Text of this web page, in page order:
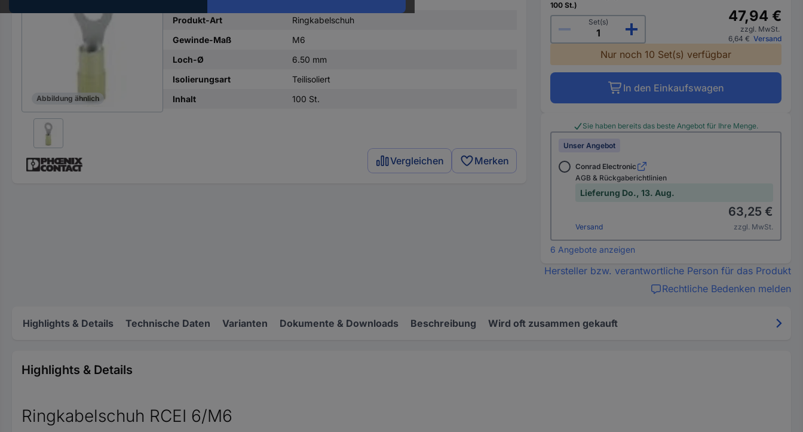
Abbildung ähnlich
Produkt-Art
Ringkabelschuh
Gewinde-Maß
M6
Loch-Ø
6.50 mm
Isolierungsart
Teilisoliert
Inhalt
100 St.
Vergleichen Merken
100 St.)
Set(s)
47,94 €
zzgl. MwSt.
6,64 € Versand
Nur noch 10 Set(s) verfügbar
In den Einkaufswagen
Sie haben bereits das beste Angebot für Ihre Menge.
Unser Angebot
Conrad Electronic
AGB & Rückgaberichtlinien
Lieferung Do., 13. Aug.
Versand
63,25 €
zzgl. MwSt.
6 Angebote anzeigen
Hersteller bzw. verantwortliche Person für das Produkt
Rechtliche Bedenken melden
Highlights & Details Technische Daten Varianten Dokumente & Downloads Beschreibung Wird oft zusammen gekauft
Highlights & Details
Ringkabelschuh RCEI 6/M6